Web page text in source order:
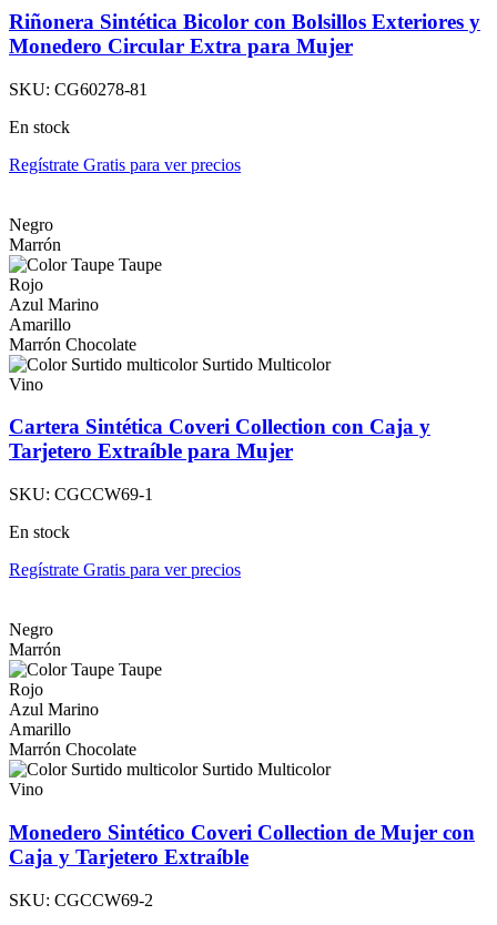
Riñonera Sintética Bicolor con Bolsillos Exteriores y
Monedero Circular Extra para Mujer
SKU: CG60278-81
En stock
Regístrate Gratis para ver precios
Negro
Marrón
Taupe
Rojo
Azul Marino
Amarillo
Marrón Chocolate
Surtido Multicolor
Vino
Cartera Sintética Coveri Collection con Caja y
Tarjetero Extraíble para Mujer
SKU: CGCCW69-1
En stock
Regístrate Gratis para ver precios
Negro
Marrón
Taupe
Rojo
Azul Marino
Amarillo
Marrón Chocolate
Surtido Multicolor
Vino
Monedero Sintético Coveri Collection de Mujer con
Caja y Tarjetero Extraíble
SKU: CGCCW69-2